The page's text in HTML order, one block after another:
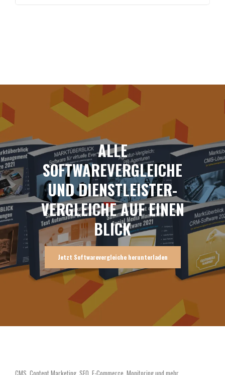
ALLE
SOFTWAREVERGLEICHE
UND DIENSTLEISTER-
VERGLEICHE AUF EINEN
BLICK
Jetzt Softwarevergleiche herunterladen
CMS, Content Marketing, SEO, E-Commerce, Monitoring und mehr